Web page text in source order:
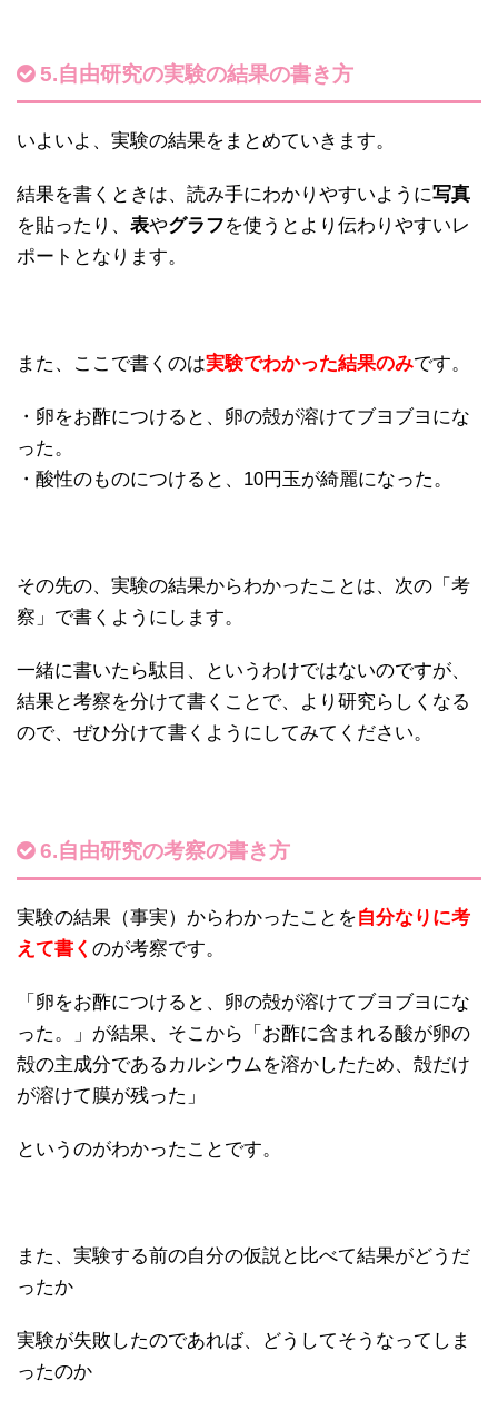
5.自由研究の実験の結果の書き方
いよいよ、実験の結果をまとめていきます。
結果を書くときは、読み手にわかりやすいように写真
を貼ったり、 表やグラフを使うとより伝わりやすいレ
ポートとなります。
また、ここで書くのは実験でわかった結果のみです。
・卵をお酢につけると、卵の殻が溶けてブヨブヨにな
った。
・酸性のものにつけると、10円玉が綺麗になった。
その先の、実験の結果からわかったことは、次の「考
察」で書くようにします。
一緒に書いたら駄目、というわけではないのですが、
結果と考察を分けて書くことで、より研究らしくなる
ので、ぜひ分けて書くようにしてみてください。
6.自由研究の考察の書き方
実験の結果（事実）からわかったことを自分なりに考
えて書く のが考察です。
「卵をお酢につけると、卵の殻が溶けてブヨブヨにな
った。」が結果、そこから「お酢に含まれる酸が卵の
殻の主成分であるカルシウムを溶かしたため、殻だけ
が溶けて膜が残った」
というのがわかったことです。
また、実験する前の自分の仮説と比べて結果がどうだ
ったか
実験が失敗したのであれば、どうしてそうなってしま
ったのか